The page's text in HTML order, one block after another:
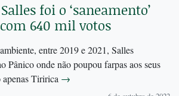
foi o ‘saneamento’
640 mil votos
entre 2019 e 2021, Salles
Pânico onde não poupou farpas aos seus
Tiririca →